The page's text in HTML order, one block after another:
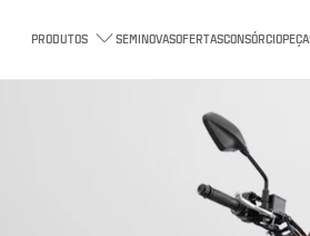
PRODUTOS SEMINOVASOFERTASCONSÓRCIO